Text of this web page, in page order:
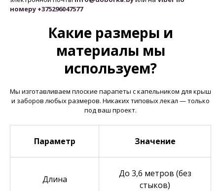
номеру +375296047577
Какие размеры и
материалы мы
используем?
Мы изготавливаем плоские парапеты с капельником для крыш
и заборов любых размеров. Никаких типовых лекал — только
под ваш проект.
Параметр Значение
Длина
До 3,6 метров (без
стыков)